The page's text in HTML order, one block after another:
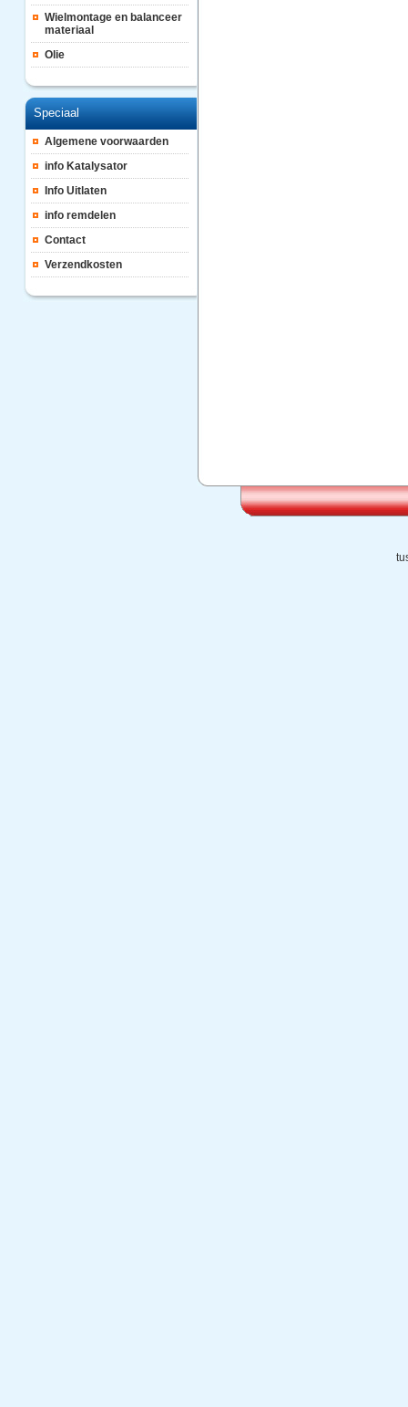
Wielmontage en balanceer
materiaal
Olie
Speciaal
Algemene voorwaarden
info Katalysator
Info Uitlaten
info remdelen
Contact
Verzendkosten